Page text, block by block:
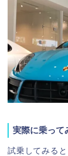
実際に乗って
試乗してみる